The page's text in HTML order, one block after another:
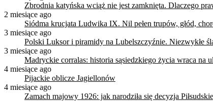
Zbrodnia katyńska wciąż nie jest zamknięta. Dlaczego
2 miesiące ago
Siódma krucjata Ludwika IX. Nil pełen trupów, głód,
3 miesiące ago
Polski Luksor i piramidy na Lubelszczyźnie. Niezwykłe
3 miesiące ago
Madryckie corralas: historia sąsiedzkiego życia wraca na
4 miesiące ago
Pijackie oblicze Jagiellonów
4 miesiące ago
Zamach majowy 1926: jak narodziła się decyzja